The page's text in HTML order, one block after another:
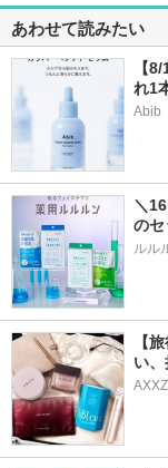
あわせて読みたい
【
れ1
Abib
＼
のセ
ルル
【
い